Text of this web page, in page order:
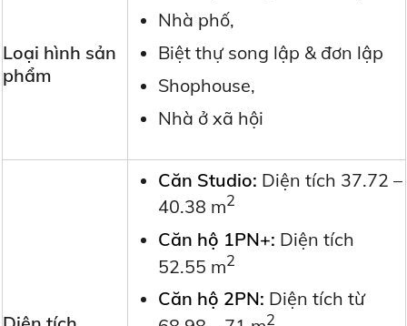
Loại hình sản
phẩm
Nhà phố,
Biệt thự song lập & đơn lập
Shophouse,
Nhà ở xã hội
Căn Studio: Diện tích 37.72 –
40.38 m2
Căn hộ 1PN+: Diện tích
52.55 m2
Căn hộ 2PN: Diện tích từ
2